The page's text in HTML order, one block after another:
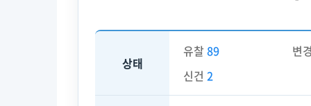
상태
유찰 89 변
신건 2